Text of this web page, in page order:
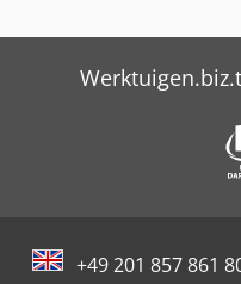
+49 201 857 861